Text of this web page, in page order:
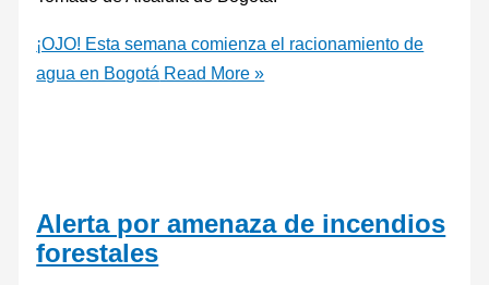
¡OJO! Esta semana comienza el racionamiento de
agua en Bogotá Read More »
Alerta por amenaza de incendios
forestales